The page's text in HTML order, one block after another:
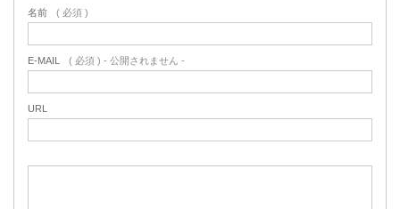
名前 ( 必須 )
E-MAIL ( 必須 ) - 公開されません -
URL